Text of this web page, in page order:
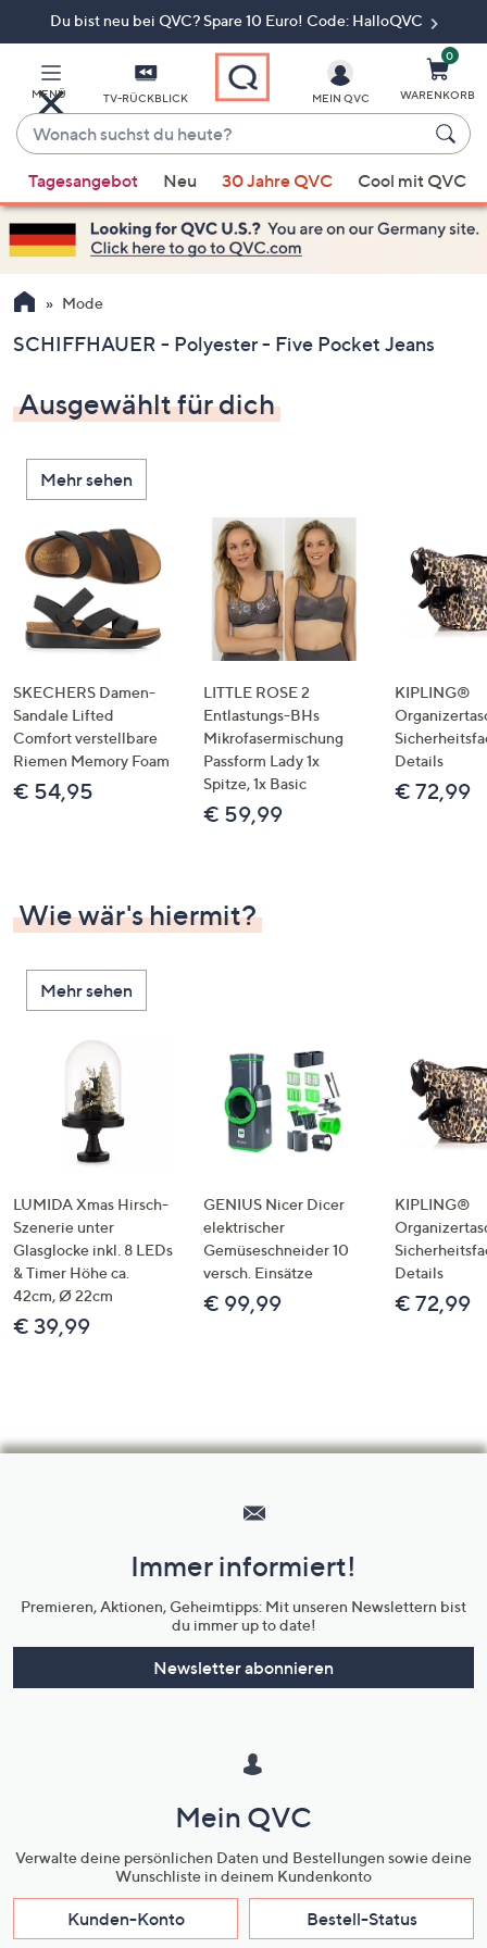
Du bist neu bei QVC? Spare 10 Euro! Code: HalloQVC
MENÜ TV-RÜCKBLICK
Wonach
suchst
du
heute?
Vorschläge
verfügbar
sind,
verwenden
Sie
Pfeiltasten
oben
und
nach
unten
oder
wischen
Sie
Touch-
Geräten
links
bzw.
rechts,
um
diese
MEIN QVC
0
WARENKORB
Tagesangebot Neu 30 Jahre QVC Cool mit QVC
Mode
SCHIFFHAUER - Polyester - Five Pocket Jeans
Ausgewählt für dich
Mehr sehen
SKECHERS Damen-
Sandale Lifted
Comfort verstellbare
Riemen Memory Foam
€ 54,95
LITTLE ROSE 2
Entlastungs-BHs
Mikrofasermischung
Passform Lady 1x
Spitze, 1x Basic
€ 59,99
KIPLING®
Details
€ 72,99
Wie wär's hiermit?
Mehr sehen
LUMIDA Xmas Hirsch-
Szenerie unter
Glasglocke inkl. 8 LEDs
& Timer Höhe ca.
42cm, Ø 22cm
€ 39,99
GENIUS Nicer Dicer
elektrischer
Gemüseschneider 10
versch. Einsätze
€ 99,99
KIPLING®
Details
€ 72,99
Unternehmensinformationen
Immer informiert!
Premieren, Aktionen, Geheimtipps: Mit unseren Newslettern bist
du immer up to date!
Newsletter abonnieren
Mein QVC
Verwalte deine persönlichen Daten und Bestellungen sowie deine
Wunschliste in deinem Kundenkonto
Kunden-Konto Bestell-Status